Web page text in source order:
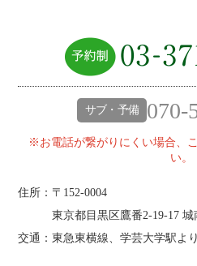
サブ・予備 070-
※お電話が繋がりにくい場合、
い。
住所：〒152-0004
東京都目黒区鷹番2‐19‐17
交通：東急東横線、学芸大学駅よ